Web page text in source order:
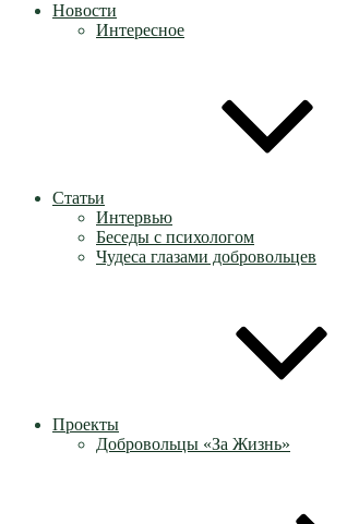
Новости
Интересное
Статьи
Интервью
Беседы с психологом
Чудеса глазами добровольцев
Проекты
Добровольцы «За Жизнь»